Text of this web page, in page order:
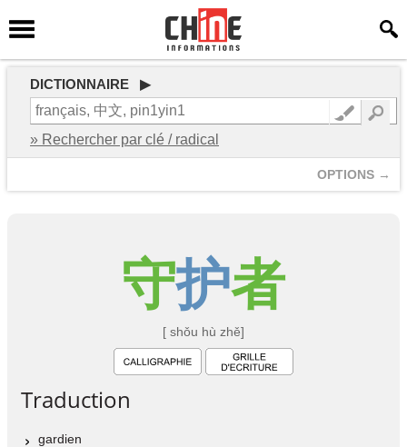
DICTIONNAIRE ▶
» Rechercher par clé / radical
OPTIONS →
守护者
[ shǒu hù zhě]
Traduction
gardien